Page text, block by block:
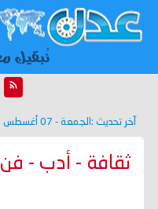
آخر تحديث : الجمعة - 07 أغسطس 2026 - 02:34 م
ثقافة - أدب - فن